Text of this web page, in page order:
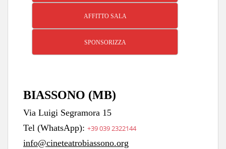
AFFITTO SALA
SPONSORIZZA
BIASSONO (MB)
Via Luigi Segramora 15
Tel (WhatsApp): +39 039 2322144
info@cineteatrobiassono.org